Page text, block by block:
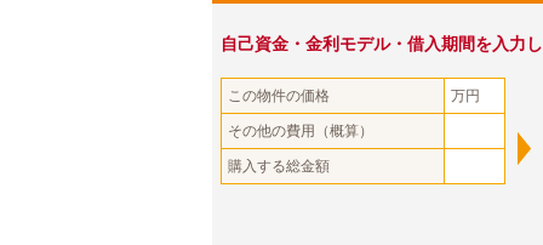
自己資金・金利モデル・借入期間を入力
この物件の価格 万円
その他の費用（概算）
購入する総金額